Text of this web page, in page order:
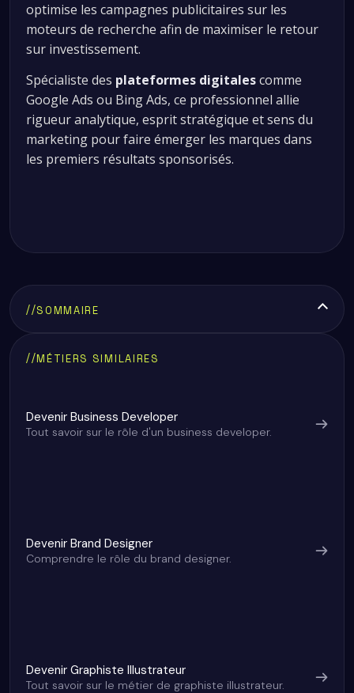
optimise les campagnes publicitaires sur les
moteurs de recherche afin de maximiser le retour
sur investissement.
Spécialiste des plateformes digitalescomme
Google Ads ou Bing Ads, ce professionnel allie
rigueur analytique, esprit stratégique et sens du
marketing pour faire émerger les marques dans
les premiers résultats sponsorisés.
//SOMMAIRE
Qu’est-ce qu’un SEA Manager ?
Quelles sont les missions d’un SEA Manager ?
Quelles compétences pour devenir SEA Manager ?
Quel est le salaire d’un SEA Manager ?
Où travaille un SEA Manager ?
//MÉTIERS SIMILAIRES
Devenir Business Developer
Tout savoir sur le rôle d'un business developer.
Devenir Brand Designer
Comprendre le rôle du brand designer.
Devenir Graphiste Illustrateur
Tout savoir sur le métier de graphiste illustrateur.